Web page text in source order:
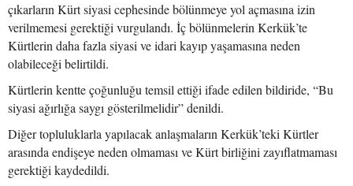
çıkarların Kürt siyasi cephesinde bölünmeye yol açmasına izin
verilmemesi gerektiği vurgulandı. İç bölünmelerin Kerkük’te
Kürtlerin daha fazla siyasi ve idari kayıp yaşamasına neden
olabileceği belirtildi.
Kürtlerin kentte çoğunluğu temsil ettiği ifade edilen bildiride, “Bu
siyasi ağırlığa saygı gösterilmelidir” denildi.
Diğer topluluklarla yapılacak anlaşmaların Kerkük’teki Kürtler
arasında endişeye neden olmaması ve Kürt birliğini zayıflatmaması
gerektiği kaydedildi.